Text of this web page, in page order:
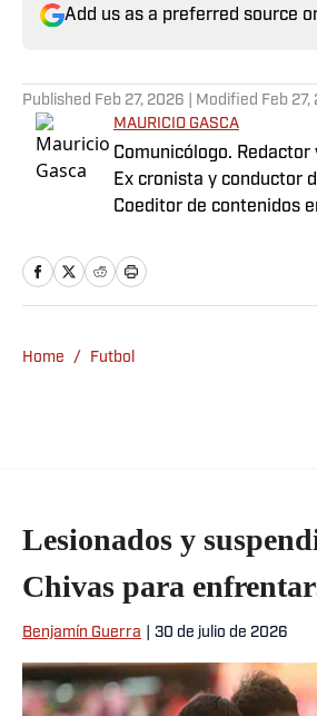
Add us as a preferred source
Published Feb 27, 2026 | Modified Feb 27,
MAURICIO GASCA
Comunicólogo.
Ex cronista y conductor
Coeditor de contenidos
como locutor.
Home / Futbol
Lesionados y
Chivas para
Benjamín Guerra 30 de julio de 2026